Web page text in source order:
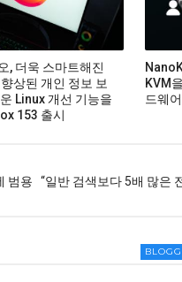
, 더욱 스마트해진
상된 개인 정보 보
Linux 개선 기능을
153 출시
KVM
드웨
“일반 검색보다 5배 많은
범용